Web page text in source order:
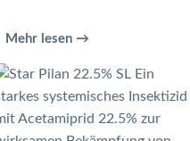
Mehr lesen →